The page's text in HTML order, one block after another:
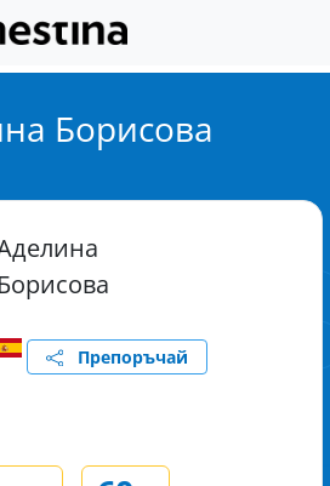
Борисова
Борисова
Препоръчай